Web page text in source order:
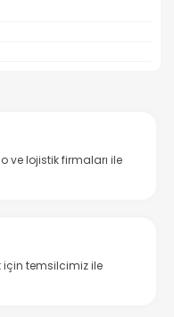
ve lojistik firmaları ile
temsilcimiz ile